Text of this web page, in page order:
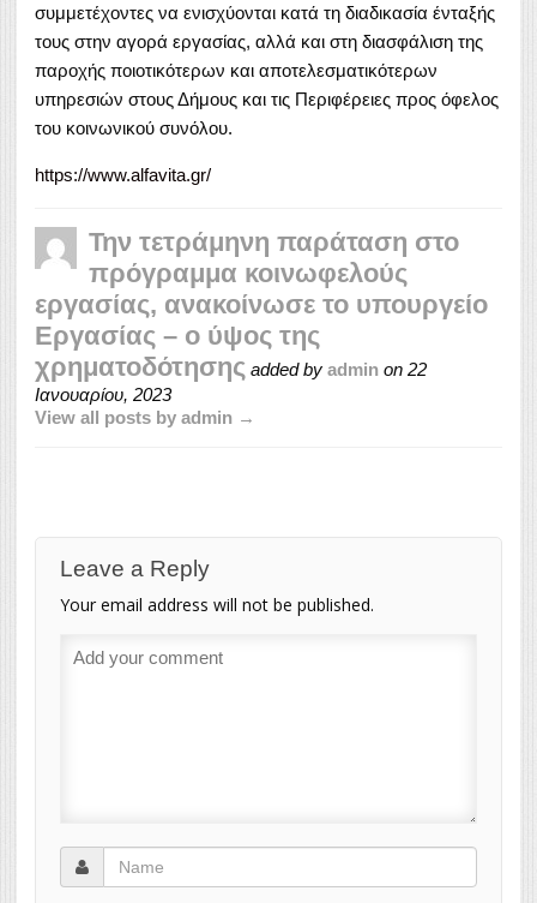
συμμετέχοντες να ενισχύονται κατά τη διαδικασία ένταξής
τους στην αγορά εργασίας, αλλά και στη διασφάλιση της
παροχής ποιοτικότερων και αποτελεσματικότερων
υπηρεσιών στους Δήμους και τις Περιφέρειες προς όφελος
του κοινωνικού συνόλου.
https://www.alfavita.gr/
Την τετράμηνη παράταση στο
πρόγραμμα κοινωφελούς
εργασίας, ανακοίνωσε το υπουργείο
Εργασίας – ο ύψος της
χρηματοδότησης added by admin on 22
Ιανουαρίου, 2023
View all posts by admin →
Leave a Reply
Your email address will not be published.